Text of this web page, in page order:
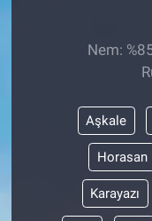
Nem:
Aşkale
Horasan
Karayazı